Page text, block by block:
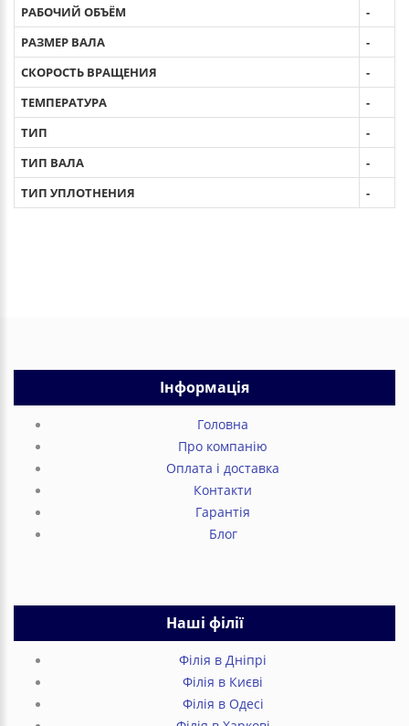
РАБОЧИЙ ОБЪЁМ
-
РАЗМЕР ВАЛА
-
СКОРОСТЬ ВРАЩЕНИЯ
-
ТЕМПЕРАТУРА
-
ТИП
-
ТИП ВАЛА
-
ТИП УПЛОТНЕНИЯ
-
Інформація
Головна
Про компанію
Оплата і доставка
Контакти
Гарантія
Блог
Наші філії
Філія в Дніпрі
Філія в Києві
Філія в Одесі